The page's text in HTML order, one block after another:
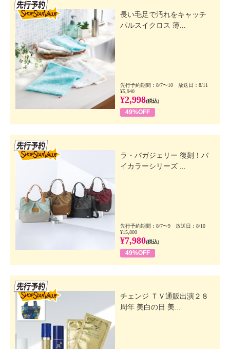
長い毛足で汚れをキャッチ
パルスイクロス 薄...
先行予約期間：8/7〜10 放送日：8/11
¥5,940
¥2,998(税込)
49%OFF
ラ・バガジェリー 復刻！バ
イカラーシリーズ ...
先行予約期間：8/7〜9 放送日：8/10
¥15,800
¥7,980(税込)
49%OFF
チェンジ ＴＶ通販出演２８
周年 美白の日 美...